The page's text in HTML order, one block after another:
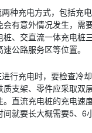
种充电方式，包括充
有意外情况发生，需
、交直流一体充电桩
公路服务区等位置。
行充电时，要检查冷
支架、零件应采取双
直流充电桩的充电速
就要长大概需要5、6